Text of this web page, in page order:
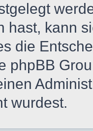
hast, kann
die
phpBB
wurdest.